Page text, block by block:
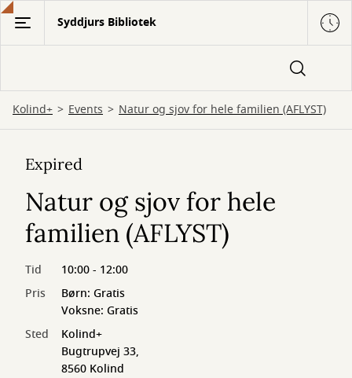
Gå
hovedindhold
Syddjurs Bibliotek
Kolind+ Events Natur og sjov for hele familien (AFLYST)
Expired
Natur og sjov for hele
familien (AFLYST)
Tid
10:00 - 12:00
Pris
Børn: Gratis
Voksne: Gratis
Sted
Kolind+
Bugtrupvej 33,
8560 Kolind